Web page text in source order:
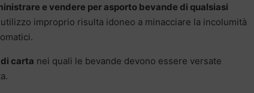
e vendere per asporto bevande di qualsiasi
improprio risulta idoneo a minacciare la incolumità
carta nei quali le bevande devono essere versate